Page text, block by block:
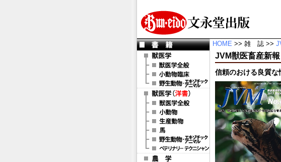
HOME >> 雑 誌 >>
JVM獣医畜産新
信頼のおける良質な